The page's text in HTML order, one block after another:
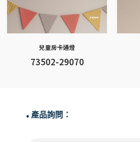
兒童房卡通燈
73502-29070
● 產品詢問：